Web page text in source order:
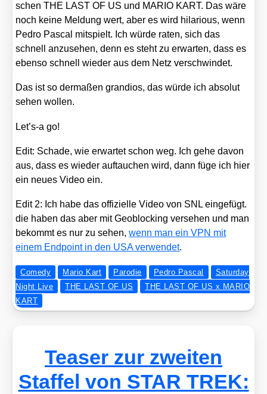
schen THE LAST OF US und MARIO KART. Das wäre
noch kei­ne Mel­dung wert, aber es wird hila­rious, wenn
Pedro Pas­cal mit­spielt. Ich wür­de raten, sich das
schnell anzu­se­hen, denn es steht zu erwar­ten, dass es
eben­so schnell wie­der aus dem Netz ver­schwin­det.
Das ist so der­ma­ßen gran­di­os, das wür­de ich abso­lut
sehen wol­len.
Let’s‑a go!
Edit: Scha­de, wie erwar­tet schon weg. Ich gehe davon
aus, dass es wie­der auf­tau­chen wird, dann füge ich hier
ein neu­es Video ein.
Edit 2: Ich habe das offi­zi­el­le Video von SNL ein­ge­fügt.
die haben das aber mit Geo­blo­cking ver­se­hen und man
bekommt es nur zu sehen,wenn man ein VPN mit
einem End­point in den USA ver­wen­det.
Comedy Mario Kart Parodie Pedro Pascal
Saturday
Night Live
THE LAST OF US
THE LAST OF US x MARIO
KART
Teaser zur zweiten
Staffel von STAR TREK: